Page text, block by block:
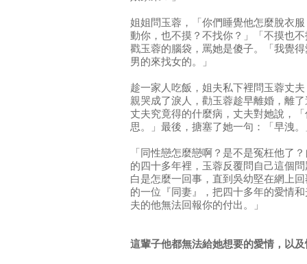
姐姐問玉蓉，「你們睡覺他怎麼脫衣
動你，也不摸？不找你？」「不摸也
戳玉蓉的腦袋，罵她是傻子。「我覺
男的來找女的。」
趁一家人吃飯，姐夫私下裡問玉蓉丈
親哭成了淚人，勸玉蓉趁早離婚，離
丈夫究竟得的什麼病，丈夫對她說，
思。」最後，搪塞了她一句：「早洩。
「同性戀怎麼戀啊？是不是冤枉他了
的四十多年裡，玉蓉反覆問自己這個
白是怎麼一回事，直到吳幼堅在網上
的一位『同妻』，把四十多年的愛情
夫的他無法回報你的付出。」
這輩子他都無法給她想要的愛情，以及